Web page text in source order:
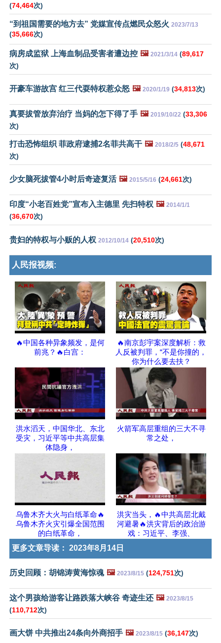
(74,464次)
“到祖国需要的地方去” 党媒宣传点燃民众怒火 2023/7/13
(35,666次)
病房成监狱 上海血制品受害者遭边控 🖼️ 2021/3/14 (89,617
次)
开豪车游故宫 红三代耍特权惹众怒 🖼️ 2020/1/19 (34,813次)
真要拔管放弃治疗 当妈的怎下得了手 🖼️ 2019/10/22 (33,306
次)
打击恐怖组织 菲政府逮捕2名菲共高干 🖼️ 2018/2/5 (48,671
次)
少女脑死拔管4小时后奇迹复活 🖼️ 2015/5/16 (24,661次)
印度“小老百姓党”宣布入主德里 先扫特权 🖼️ 2014/1/1
(36,670次)
贵妇的特权与小贩的人权 2012/10/14 (20,510次)
人民报视频:
🔥中国各种异象频发，是何
前兆？🔥白宫：
🔥南京彭宇案深度解析：救
人反被判罪，“不是你撞的，
你为什么要去扶？
洪水滔天，中国华北、东北
受灾，习近平等中共高层集
体隐身，
火箭军高层重组的三大不寻
常之处，
乌鲁木齐大火与白纸革命🔥
乌鲁木齐火灾引爆全国范围
的白纸革命，
洪灾当头，🔥中共高层北戴
河避暑🔥洪灾背后的政治游
戏：习近平、李强、
更多文章导读： 2023年8月14日
历史回顾：胡锦涛黄海惊魂 🖼️ 2023/8/15 (124,751次)
这个男孩给游客让路跌落大峡谷 奇迹生还 🖼️ 2023/8/15
(110,712次)
画大饼 中共推出24条向外商招手 🖼️ 2023/8/15 (36,147次)